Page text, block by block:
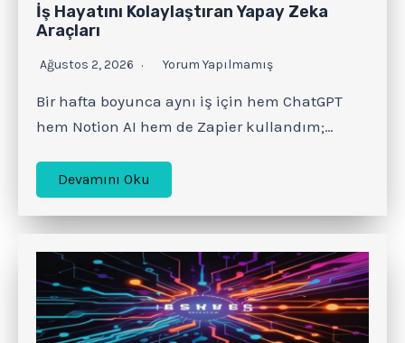
İş Hayatını Kolaylaştıran Yapay Zeka
Araçları
Ağustos 2, 2026 Yorum Yapılmamış
Bir hafta boyunca aynı iş için hem ChatGPT
hem Notion AI hem de Zapier kullandım;…
Devamını Oku